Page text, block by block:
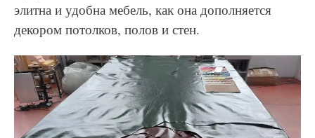
элитна и удобна мебель, как она дополняется
декором потолков, полов и стен.